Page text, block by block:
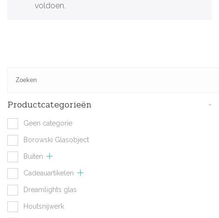
voldoen.
Productcategorieën -
Geen categorie
Borowski Glasobject
Buiten
Cadeauartikelen
Dreamlights glas
Houtsnijwerk